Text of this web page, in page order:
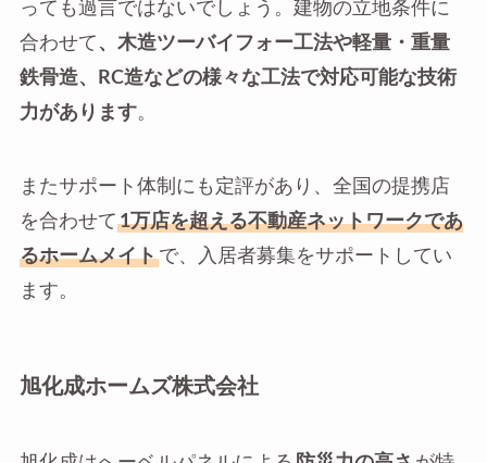
っても過言ではないでしょう。建物の立地条件に
合わせて 、木造ツーバイフォー工法や軽量・重量
鉄骨造、RC造などの様々な工法で対応可能な技術
力があります。
またサポート体制にも定評があり、全国の提携店
を合わせて 1万店を超える不動産ネットワークであ
るホームメイトで、入居者募集をサポートしてい
ます。
旭化成ホームズ株式会社